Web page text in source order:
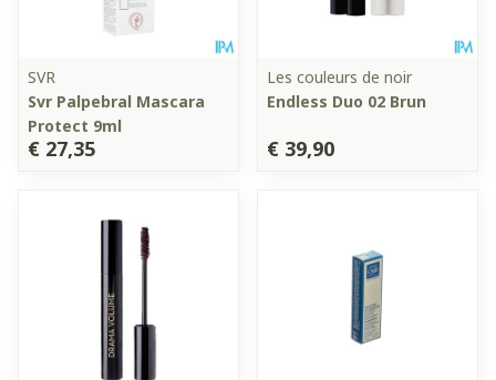
SVR
Svr Palpebral Mascara
Protect 9ml
€ 27,35
Les couleurs de noir
Endless Duo 02 Brun
€ 39,90